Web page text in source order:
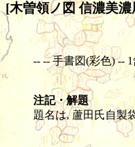
[木曽領ノ図 信濃美
-- -- 手書図(彩色) -- 1
注記・解題
題名は, 蘆田氏自製